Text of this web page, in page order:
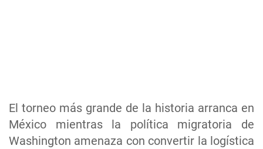
El torneo más grande de la historia arranca en
México mientras la política migratoria de
Washington amenaza con convertir la logística